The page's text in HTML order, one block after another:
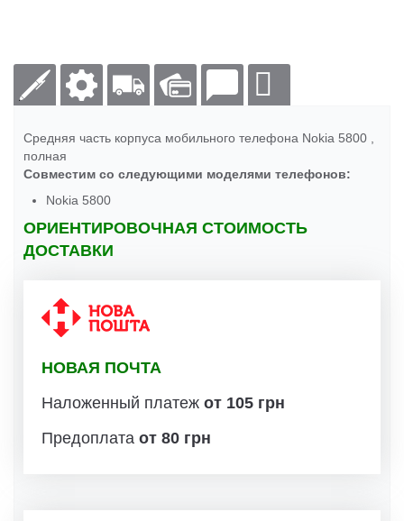
Средняя часть корпуса мобильного телефона Nokia 5800 ,
полная
Совместим со следующими моделями телефонов:
Nokia 5800
ОРИЕНТИРОВОЧНАЯ СТОИМОСТЬ
ДОСТАВКИ
НОВАЯ ПОЧТА
Наложенный платеж от 105 грн
Предоплата от 80 грн